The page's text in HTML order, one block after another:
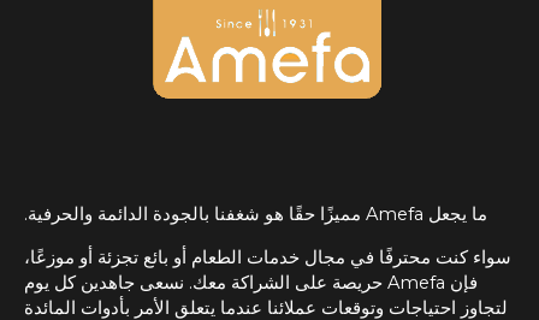
ما يجعل Amefa مميزًا حقًا هو شغفنا بالجودة الدائمة والحرفية.
سواء كنت محترفًا في مجال خدمات الطعام أو بائع تجزئة أو موزعًا،
فإن Amefa حريصة على الشراكة معك. نسعى جاهدين كل يوم
لتجاوز احتياجات وتوقعات عملائنا عندما يتعلق الأمر بأدوات المائدة